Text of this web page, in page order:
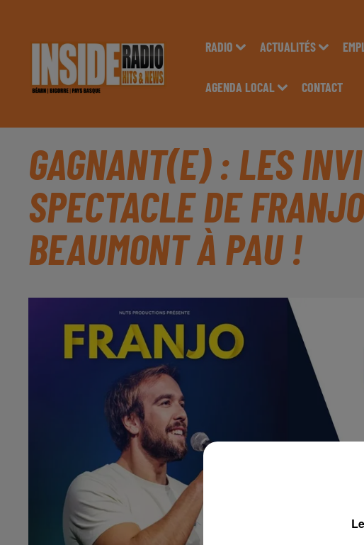
RADIO ACTUALITÉS
AGENDA LOCAL CONTACT
GAGNANT(E) : LES
SPECTACLE DE
BEAUMONT À PAU !